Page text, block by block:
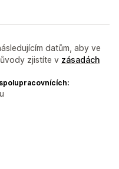
datům, aby ve
zjistíte v zásadách